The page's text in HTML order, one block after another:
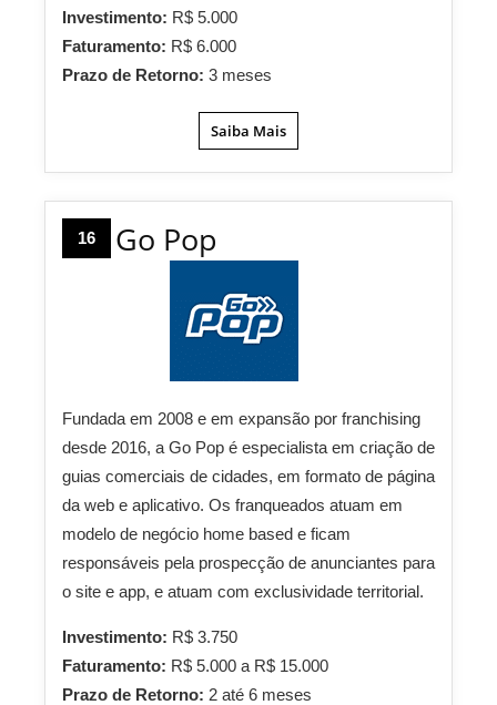
Investimento: R$ 5.000
Faturamento: R$ 6.000
Prazo de Retorno: 3 meses
Saiba Mais
16 Go Pop
Fundada em 2008 e em expansão por franchising
desde 2016, a Go Pop é especialista em criação de
guias comerciais de cidades, em formato de página
da web e aplicativo. Os franqueados atuam em
modelo de negócio home based e ficam
responsáveis pela prospecção de anunciantes para
o site e app, e atuam com exclusividade territorial.
Investimento: R$ 3.750
Faturamento: R$ 5.000 a R$ 15.000
Prazo de Retorno: 2 até 6 meses